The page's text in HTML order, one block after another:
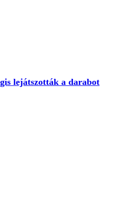
lejátszották a darabot